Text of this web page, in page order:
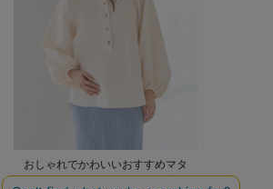
おしゃれでかわいいおすすめマタ
ニティウェア27選！サイズや着る